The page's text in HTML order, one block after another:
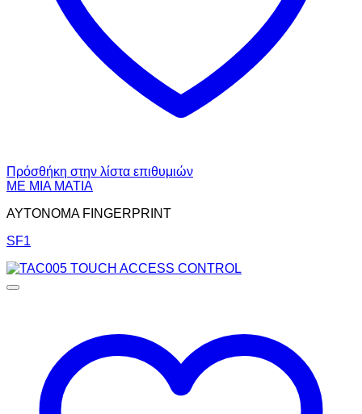
Πρόσθήκη στην λίστα επιθυμιών
ΜΕ ΜΙΑ ΜΑΤΙΑ
AYTONOMA FINGERPRINT
SF1